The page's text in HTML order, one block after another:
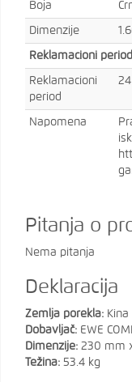
Boja
Dimenzije
Reklamacioni period
Reklamacioni
period
Napomena
Pitanja o
Nema pitanja
Deklaracija
Zemlja porekla: Kina
Dobavljač: EWE
Dimenzije: 230 mm
Težina: 53.4 kg